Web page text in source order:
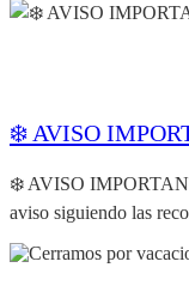
❄️ AVISO
❄️ AVISO
aviso siguiendo las